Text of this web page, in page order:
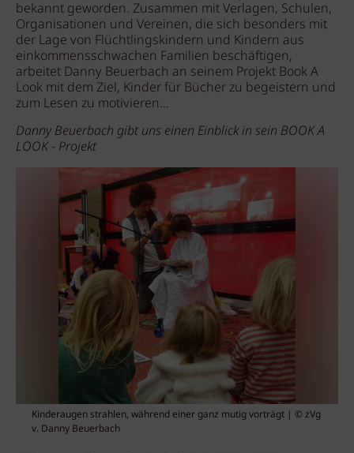
bekannt geworden. Zusammen mit Verlagen, Schulen,
Organisationen und Vereinen, die sich besonders mit
der Lage von Flüchtlingskindern und Kindern aus
einkommensschwachen Familien beschäftigen,
arbeitet Danny Beuerbach an seinem Projekt Book A
Look mit dem Ziel, Kinder für Bücher zu begeistern und
zum Lesen zu motivieren…
Danny Beuerbach gibt uns einen Einblick in sein BOOK A
LOOK - Projekt
Kinderaugen strahlen, während einer ganz mutig vorträgt | © zVg
v. Danny Beuerbach